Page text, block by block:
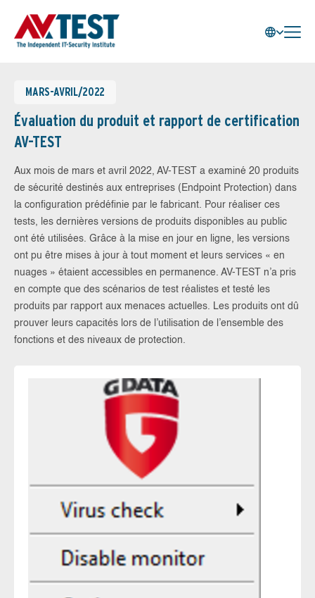
MARS-AVRIL/2022
Évaluation du produit et rapport de certification
AV-TEST
Aux mois de mars et avril 2022, AV-TEST a examiné 20 produits
de sécurité destinés aux entreprises (Endpoint Protection) dans
la configuration prédéfinie par le fabricant. Pour réaliser ces
tests, les dernières versions de produits disponibles au public
ont été utilisées. Grâce à la mise en jour en ligne, les versions
ont pu être mises à jour à tout moment et leurs services « en
nuages » étaient accessibles en permanence. AV-TEST n’a pris
en compte que des scénarios de test réalistes et testé les
produits par rapport aux menaces actuelles. Les produits ont dû
prouver leurs capacités lors de l’utilisation de l’ensemble des
fonctions et des niveaux de protection.